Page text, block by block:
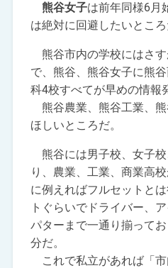
熊谷女子は前年同様6月
は絶対に回避したいところ
熊谷市内の学校にはさす
で、熊谷、熊谷女子に熊
科4校すべてが早めの情報
熊谷農業、熊谷工業、
ほしいところだ。
熊谷には男子校、女子
り、農業、工業、商業高
に例えればフルセットと
トぐらいでドライバー、
パターまで一通り揃って
分だ。
これで私立があれば「